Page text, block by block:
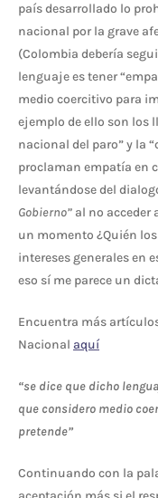
país desarrollado lo
nacional por la grave
(Colombia debería
lenguaje es tener
medio coercitivo para
ejemplo de ello son los
nacional del paro” y la
proclaman empatía en
levantándose del
Gobierno” al no acceder
un momento ¿Quién
intereses generales en
eso sí me parece un
Encuentra más
Nacional aquí
“se dice que dicho
que considero medio
pretende”
Continuando con la